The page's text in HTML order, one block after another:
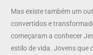
Mas existe também um
convertidos e
começaram a conhecer
estilo de vida. Jovens que